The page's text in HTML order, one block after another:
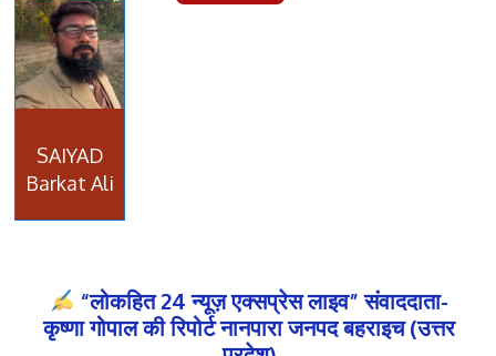
SAIYAD
Barkat Ali
“लोकहित 24 न्यूज़ एक्सप्रेस लाइव” संवाददाता-
कृष्णा गोपाल की रिपोर्ट नानपारा जनपद बहराइच (उत्तर